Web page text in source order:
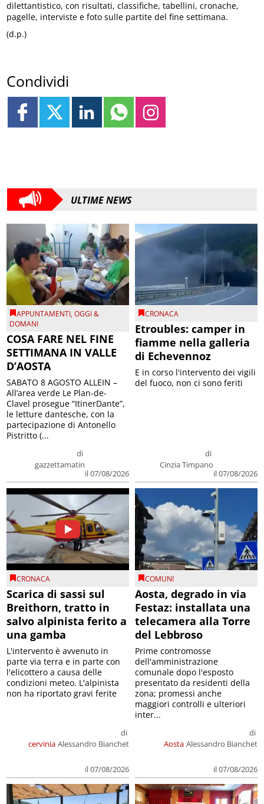
dilettantistico, con risultati, classifiche, tabellini, cronache,
pagelle, interviste e foto sulle partite del fine settimana.
(d.p.)
Condividi
ULTIME NEWS
APPUNTAMENTI,OGGI &
DOMANI
COSA FARE NEL FINE
SETTIMANA IN VALLE
D’AOSTA
di
gazzettamatin
il 07/08/2026
SABATO 8 AGOSTO ALLEIN –
All’area verde Le Plan-de-
Clavel prosegue “ItinerDante”,
le letture dantesche, con la
partecipazione di Antonello
Pistritto (...
CRONACA
Etroubles: camper in
fiamme nella galleria
di Echevennoz
di
Cinzia Timpano
il 07/08/2026
E in corso l'intervento dei vigili
del fuoco, non ci sono feriti
CRONACA
Scarica di sassi sul
Breithorn, tratto in
salvo alpinista ferito a
una gamba
cervinia
di
Alessandro Bianchet
il 07/08/2026
L'intervento è avvenuto in
parte via terra e in parte con
l'elicottero a causa delle
condizioni meteo. L'alpinista
non ha riportato gravi ferite
COMUNI
Aosta, degrado in via
Festaz: installata una
telecamera alla Torre
del Lebbroso
Aosta
di
Alessandro Bianchet
il 07/08/2026
Prime contromosse
dell'amministrazione
comunale dopo l'esposto
presentato da residenti della
zona; promessi anche
maggiori controlli e ulteriori
inter...